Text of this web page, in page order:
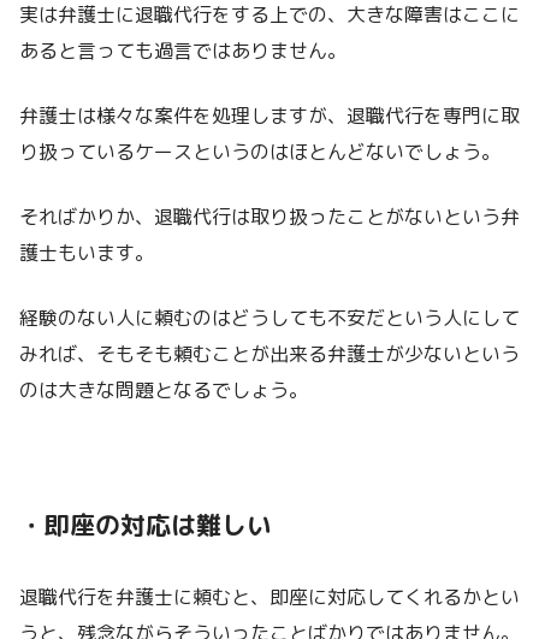
実は弁護士に退職代行をする上での、大きな障害はここに
あると言っても過言ではありません。
弁護士は様々な案件を処理しますが、退職代行を専門に取
り扱っているケースというのはほとんどないでしょう。
そればかりか、退職代行は取り扱ったことがないという弁
護士もいます。
経験のない人に頼むのはどうしても不安だという人にして
みれば、そもそも頼むことが出来る弁護士が少ないという
のは大きな問題となるでしょう。
・即座の対応は難しい
退職代行を弁護士に頼むと、即座に対応してくれるかとい
うと、残念ながらそういったことばかりではありません。